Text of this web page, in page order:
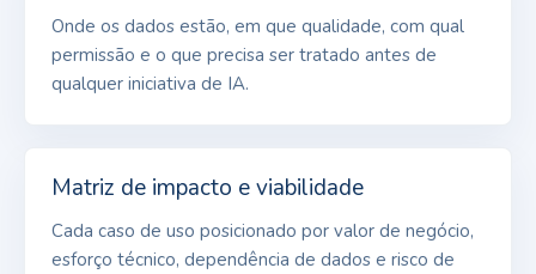
Onde os dados estão, em que qualidade, com qual
permissão e o que precisa ser tratado antes de
qualquer iniciativa de IA.
Matriz de impacto e viabilidade
Cada caso de uso posicionado por valor de negócio,
esforço técnico, dependência de dados e risco de